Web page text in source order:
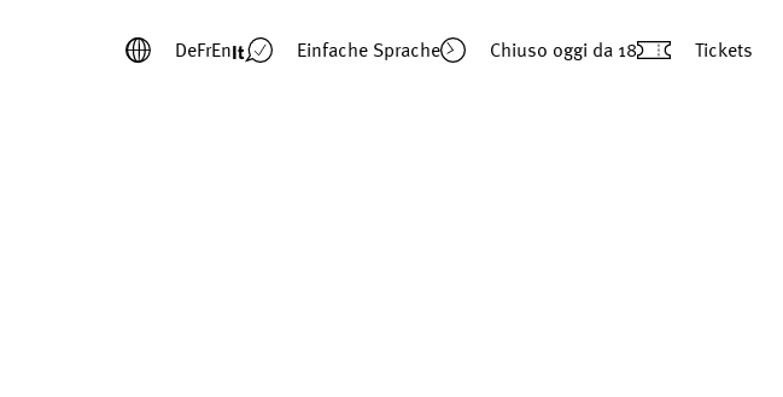
DeFrEnIt Einfache Sprache Chiuso oggi da 18 Tickets